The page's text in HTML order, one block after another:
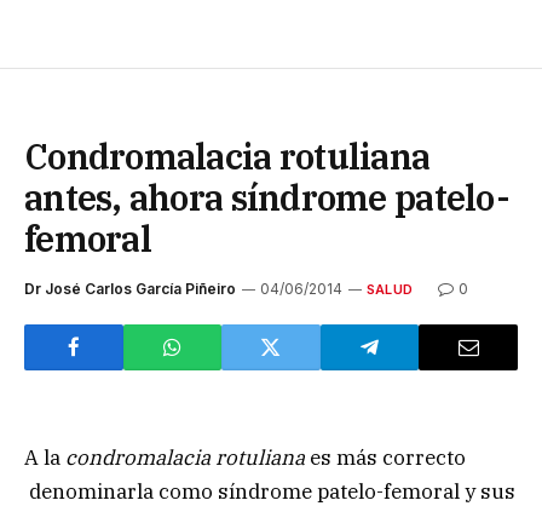
Condromalacia rotuliana
antes, ahora síndrome patelo-
femoral
Dr José Carlos García Piñeiro 04/06/2014 SALUD 0
A la condromalacia rotuliana es más correcto
denominarla como síndrome patelo-femoral y sus